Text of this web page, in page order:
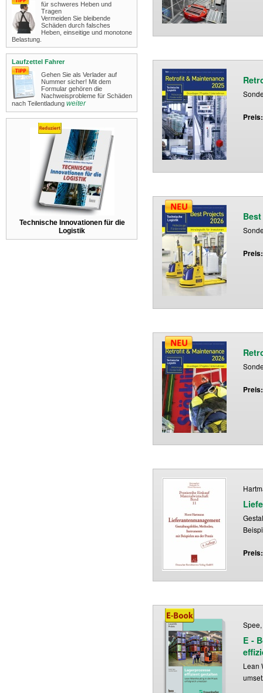
für schweres Heben und
Tragen
Vermeiden Sie bleibende
Schäden durch falsches
Heben, einseitige und monotone
Belastung.
Laufzettel Fahrer
Gehen Sie als Verlader auf
Nummer sicher! Mit dem
Formular gehören die
Nachweisprobleme für Schäden
nach Teilentladung weiter
Technische Innovationen für die
Logistik
E -
Lean